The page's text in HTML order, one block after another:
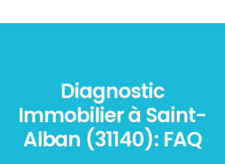
Diagnostic
Immobilier à Saint-
Alban (31140): FAQ